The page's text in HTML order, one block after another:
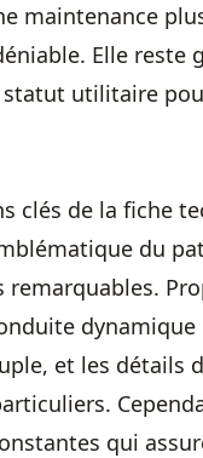
maintenance
Elle
utilitaire
clés de la fiche
du
remarquables.
et les détails
qui